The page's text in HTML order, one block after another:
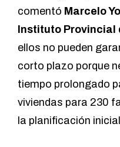
comentó Marcelo
Instituto Provincial
ellos no pueden
corto plazo porque
tiempo prolongado
viviendas para 230
la planificación